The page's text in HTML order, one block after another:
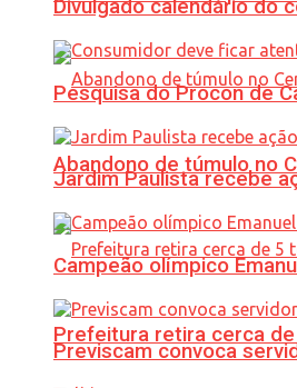
Abandono de túmulo no
Prefeitura retira cerca
Divulgado calendário do
Pesquisa do Procon de
Jardim Paulista recebe
Campeão olímpico
Previscam convoca